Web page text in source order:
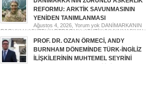
REFORMU: ARKTİK SAVUNMASININ
YENİDEN TANIMLANMASI
Ağustos 4, 2026, Yorum yok DANİMARKA’NIN
ZORUNLU ASKERLİK REFORMU: ARKTİK SAVUNMASININ
YENİDEN TANIMLANMASI
PROF. DR. OZAN ÖRMECİ, ANDY
BURNHAM DÖNEMİNDE TÜRK-İNGİLİZ
İLİŞKİLERİNİN MUHTEMEL SEYRİNİ